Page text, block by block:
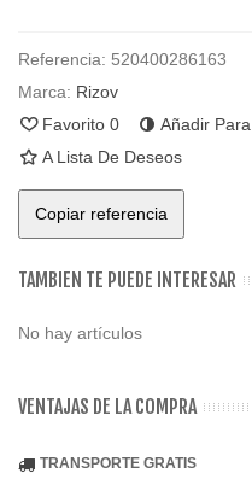
Referencia: 520400286163
Marca: Rizov
Favorito 0 Añadir
A Lista De Deseos
Copiar referencia
TAMBIEN TE PUEDE INTERESAR
No hay artículos
VENTAJAS DE LA COMPRA
TRANSPORTE GRATIS